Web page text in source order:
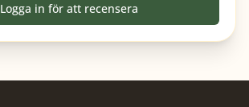
Logga in för att recensera